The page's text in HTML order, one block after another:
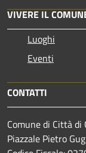
VIVERE IL
Luoghi
Eventi
CONTATTI
Comune di Città di
Piazzale Pietro